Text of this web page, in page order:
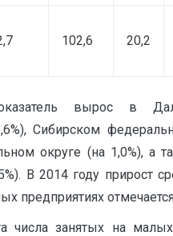
102,6 20,2
вырос в
Сибирском
округе (на 1,0%), а
В 2014 году прирост
предприятиях
числа занятых на малых